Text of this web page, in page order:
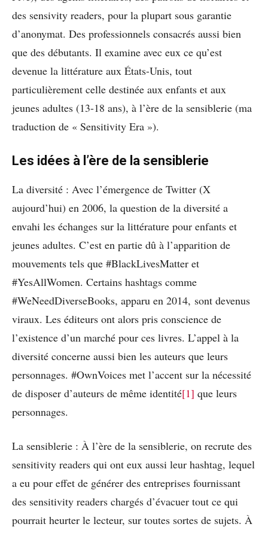
des sensivity readers, pour la plupart sous garantie
d’anonymat. Des professionnels consacrés aussi bien
que des débutants. Il examine avec eux ce qu’est
devenue la littérature aux États-Unis, tout
particulièrement celle destinée aux enfants et aux
jeunes adultes (13-18 ans), à l’ère de la sensiblerie (ma
traduction de « Sensitivity Era »).
Les idées à l’ère de la sensiblerie
La diversité : Avec l’émergence de Twitter (X
aujourd’hui) en 2006, la question de la diversité a
envahi les échanges sur la littérature pour enfants et
jeunes adultes. C’est en partie dû à l’apparition de
mouvements tels que #BlackLivesMatter et
#YesAllWomen. Certains hashtags comme
#WeNeedDiverseBooks, apparu en 2014, sont devenus
viraux. Les éditeurs ont alors pris conscience de
l’existence d’un marché pour ces livres. L’appel à la
diversité concerne aussi bien les auteurs que leurs
personnages. #OwnVoices met l’accent sur la nécessité
de disposer d’auteurs de même identité[1] que leurs
personnages.
La sensiblerie : À l’ère de la sensiblerie, on recrute des
sensitivity readers qui ont eux aussi leur hashtag, lequel
a eu pour effet de générer des entreprises fournissant
des sensitivity readers chargés d’évacuer tout ce qui
pourrait heurter le lecteur, sur toutes sortes de sujets. À